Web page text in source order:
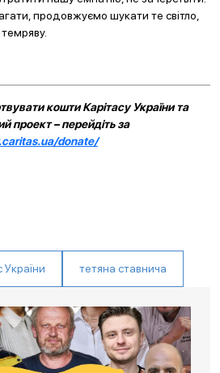
продовжуємо шукати те світло,
кошти Карітасу України та
проект – перейдіть за
donate/
України тетяна ставнича